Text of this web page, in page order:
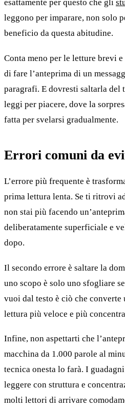
esattamente per questo che gli
leggono per imparare, non solo
beneficio da questa abitudine.
Conta meno per le letture brevi
di fare l’anteprima di un
paragrafi. E dovresti saltarla del
leggi per piacere, dove la
fatta per svelarsi gradualmente.
Errori comuni da
L’errore più frequente è
prima lettura lenta. Se ti ritrovi
non stai più facendo
deliberatamente superficiale e
dopo.
Il secondo errore è saltare la
uno scopo è solo uno sfogliare
vuoi dal testo è ciò che converte
lettura più veloce e più
Infine, non aspettarti che
macchina da 1.000 parole al
tecnica onesta lo farà. I
leggere con struttura e
molti lettori di arrivare